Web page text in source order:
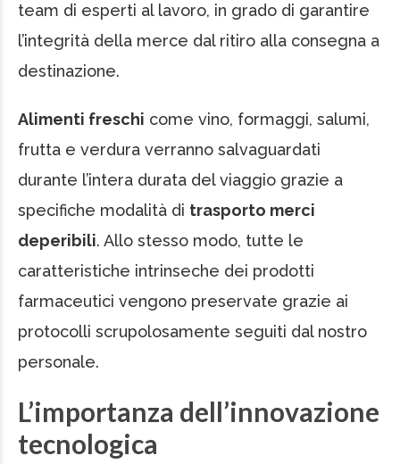
team di esperti al lavoro, in grado di garantire
l’integrità della merce dal ritiro alla consegna a
destinazione.
Alimenti freschi come vino, formaggi, salumi,
frutta e verdura verranno salvaguardati
durante l’intera durata del viaggio grazie a
specifiche modalità di trasporto merci
deperibili. Allo stesso modo, tutte le
caratteristiche intrinseche dei prodotti
farmaceutici vengono preservate grazie ai
protocolli scrupolosamente seguiti dal nostro
personale.
L’importanza dell’innovazione
tecnologica